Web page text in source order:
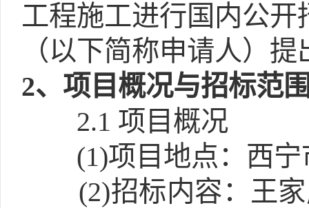
工程施工进行国内公
（以下简称申请人）
2、项目概况与招标范
2.1 项目概况
(1)项目地点：西
(2)招标内容：王